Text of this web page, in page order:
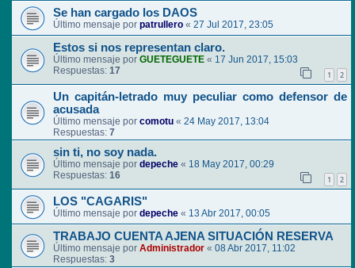
Se han cargado los DAOS
Último mensaje por patrullero « 27 Jul 2017, 23:05
Estos si nos representan claro.
Último mensaje por GUETEGUETE « 17 Jun 2017, 15:03
Respuestas: 17 1 2
Un capitán-letrado muy peculiar como defensor de
acusada
Último mensaje por comotu « 24 May 2017, 13:04
Respuestas: 7
sin ti, no soy nada.
Último mensaje por depeche « 18 May 2017, 00:29
Respuestas: 16 1 2
LOS "CAGARIS"
Último mensaje por depeche « 13 Abr 2017, 00:05
TRABAJO CUENTA AJENA SITUACIÓN RESERVA
Último mensaje por Administrador « 08 Abr 2017, 11:02
Respuestas: 3